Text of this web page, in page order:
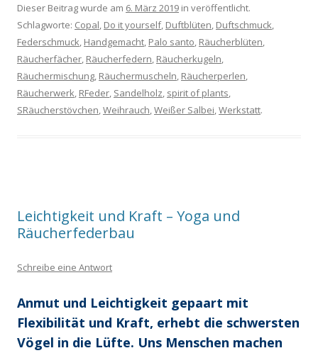
Dieser Beitrag wurde am 6. März 2019 in veröffentlicht.
Schlagworte: Copal, Do it yourself, Duftblüten, Duftschmuck,
Federschmuck, Handgemacht, Palo santo, Räucherblüten,
Räucherfächer, Räucherfedern, Räucherkugeln,
Räuchermischung, Räuchermuscheln, Räucherperlen,
Räucherwerk, RFeder, Sandelholz, spirit of plants,
SRäucherstövchen,Weihrauch,Weißer Salbei,Werkstatt.
Leichtigkeit und Kraft – Yoga und
Räucherfederbau
Schreibe eine Antwort
Anmut und Leichtigkeit gepaart mit
Flexibilität und Kraft, erhebt die schwersten
Vögel in die Lüfte. Uns Menschen machen